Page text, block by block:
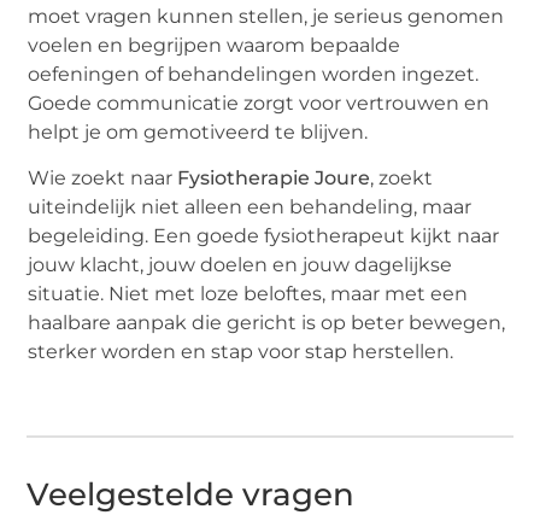
moet vragen kunnen stellen, je serieus genomen
voelen en begrijpen waarom bepaalde
oefeningen of behandelingen worden ingezet.
Goede communicatie zorgt voor vertrouwen en
helpt je om gemotiveerd te blijven.
Wie zoekt naar Fysiotherapie Joure, zoekt
uiteindelijk niet alleen een behandeling, maar
begeleiding. Een goede fysiotherapeut kijkt naar
jouw klacht, jouw doelen en jouw dagelijkse
situatie. Niet met loze beloftes, maar met een
haalbare aanpak die gericht is op beter bewegen,
sterker worden en stap voor stap herstellen.
Veelgestelde vragen